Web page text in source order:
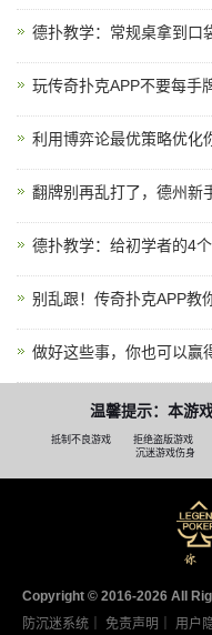
德扑教学：常规桌拿到口
玩传奇扑克APP不要每手
利用博弈论最优策略优化
翻牌别再乱打了，德州新
德扑教学：给初学者的4
别乱跟！传奇扑克APP教
做好这些事，你也可以赢
温馨提示：本游
抵制不良游戏 拒绝盗版游戏
沉迷游戏伤身
Copyright © 2016-2026 AII
防沉迷系统
免责声明 用户